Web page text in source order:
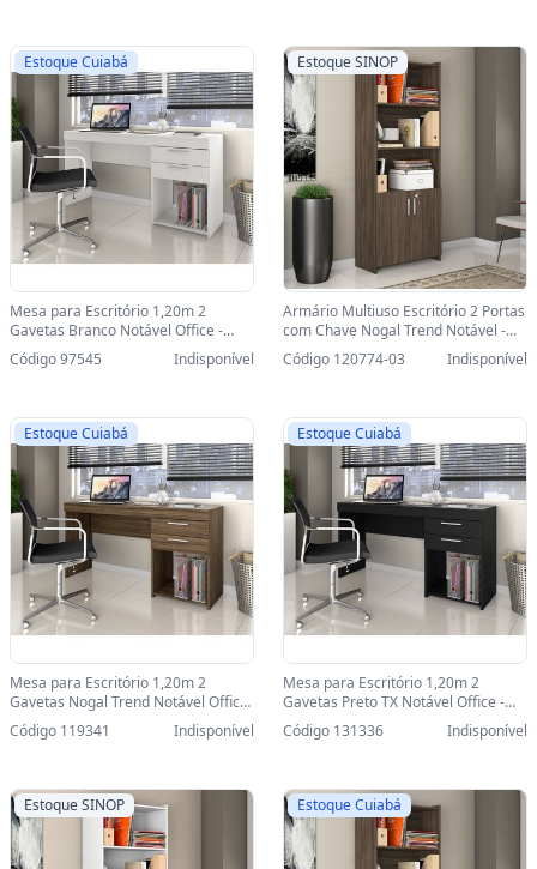
Estoque Cuiabá
Mesa para Escritório 1,20m 2
Gavetas Branco Notável Office -
51015 - 51015/123671
Código 97545 Indisponível
Estoque SINOP
Armário Multiuso Escritório 2 Portas
com Chave Nogal Trend Notável -
56118-SINOP-03 - 56118/313984
Código 120774-03 Indisponível
Estoque Cuiabá
Mesa para Escritório 1,20m 2
Gavetas Nogal Trend Notável Office
- 51015 - 51015/313948
Código 119341 Indisponível
Estoque Cuiabá
Mesa para Escritório 1,20m 2
Gavetas Preto TX Notável Office -
51015 - 51015/493230
Código 131336 Indisponível
Estoque SINOP Estoque Cuiabá